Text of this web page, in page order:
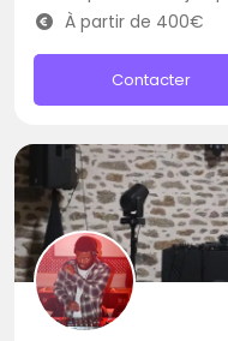
À partir de 400€
Contacter